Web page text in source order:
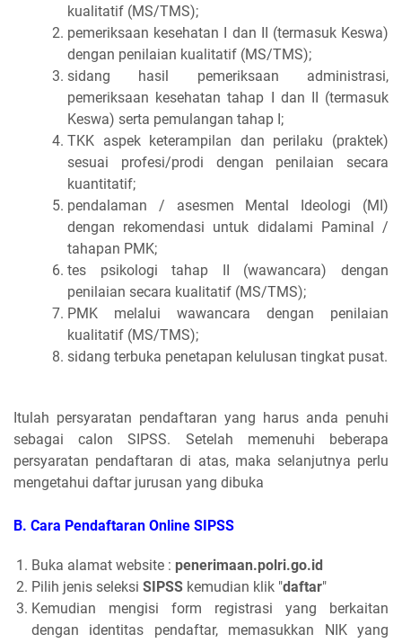
kualitatif (MS/TMS);
pemeriksaan kesehatan I dan II (termasuk Keswa)
dengan penilaian kualitatif (MS/TMS);
sidang hasil pemeriksaan administrasi,
pemeriksaan kesehatan tahap I dan II (termasuk
Keswa) serta pemulangan tahap I;
TKK aspek keterampilan dan perilaku (praktek)
sesuai profesi/prodi dengan penilaian secara
kuantitatif;
pendalaman / asesmen Mental Ideologi (MI)
dengan rekomendasi untuk didalami Paminal /
tahapan PMK;
tes psikologi tahap II (wawancara) dengan
penilaian secara kualitatif (MS/TMS);
PMK melalui wawancara dengan penilaian
kualitatif (MS/TMS);
sidang terbuka penetapan kelulusan tingkat pusat.
Itulah persyaratan pendaftaran yang harus anda penuhi
sebagai calon SIPSS. Setelah memenuhi beberapa
persyaratan pendaftaran di atas, maka selanjutnya perlu
mengetahui daftar jurusan yang dibuka
B. Cara Pendaftaran Online SIPSS
Buka alamat website : penerimaan.polri.go.id
Pilih jenis seleksi SIPSS kemudian klik "daftar"
Kemudian mengisi form registrasi yang berkaitan
dengan identitas pendaftar, memasukkan NIK yang